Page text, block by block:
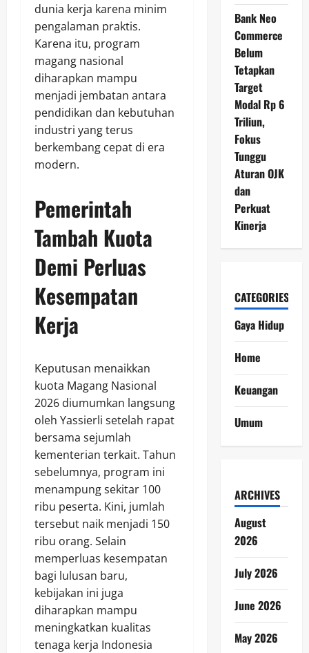
dunia kerja karena minim
pengalaman praktis.
Karena itu, program
magang nasional
diharapkan mampu
menjadi jembatan antara
pendidikan dan kebutuhan
industri yang terus
berkembang cepat di era
modern.
Pemerintah
Tambah Kuota
Demi Perluas
Kesempatan
Kerja
Keputusan menaikkan
kuota Magang Nasional
2026 diumumkan langsung
oleh Yassierli setelah rapat
bersama sejumlah
kementerian terkait. Tahun
sebelumnya, program ini
menampung sekitar 100
ribu peserta. Kini, jumlah
tersebut naik menjadi 150
ribu orang. Selain
memperluas kesempatan
bagi lulusan baru,
kebijakan ini juga
diharapkan mampu
meningkatkan kualitas
tenaga kerja Indonesia
Bank Neo
Commerce
Belum
Tetapkan
Target
Modal Rp 6
Triliun,
Fokus
Tunggu
Aturan OJK
dan
Perkuat
Kinerja
CATEGORIES
Gaya Hidup
Home
Keuangan
Umum
ARCHIVES
August
2026
July 2026
June 2026
May 2026